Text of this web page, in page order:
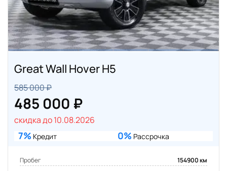
Great Wall Hover H5
585 000 ₽
485 000 ₽
скидка до 10.08.2026
7% Кредит 0% Рассрочка
Пробег 154900 км